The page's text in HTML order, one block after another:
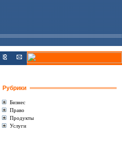
Рубрики
Бизнес
Право
Продукты
Услуги